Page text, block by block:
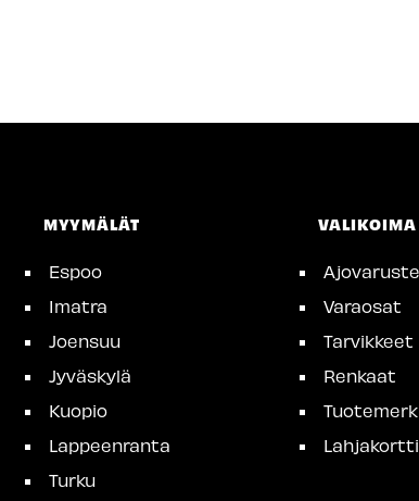
MYYMÄLÄT
Espoo
Imatra
Joensuu
Jyväskylä
Kuopio
Lappeenranta
Turku
VALIKOIMA
Varaosat
Tarvikkeet
Renkaat
Lahjakortti